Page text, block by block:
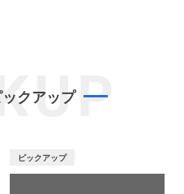
クアップ
ピックアップ